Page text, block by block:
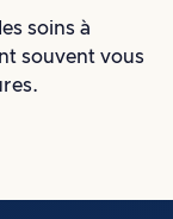
soins à
souvent vous